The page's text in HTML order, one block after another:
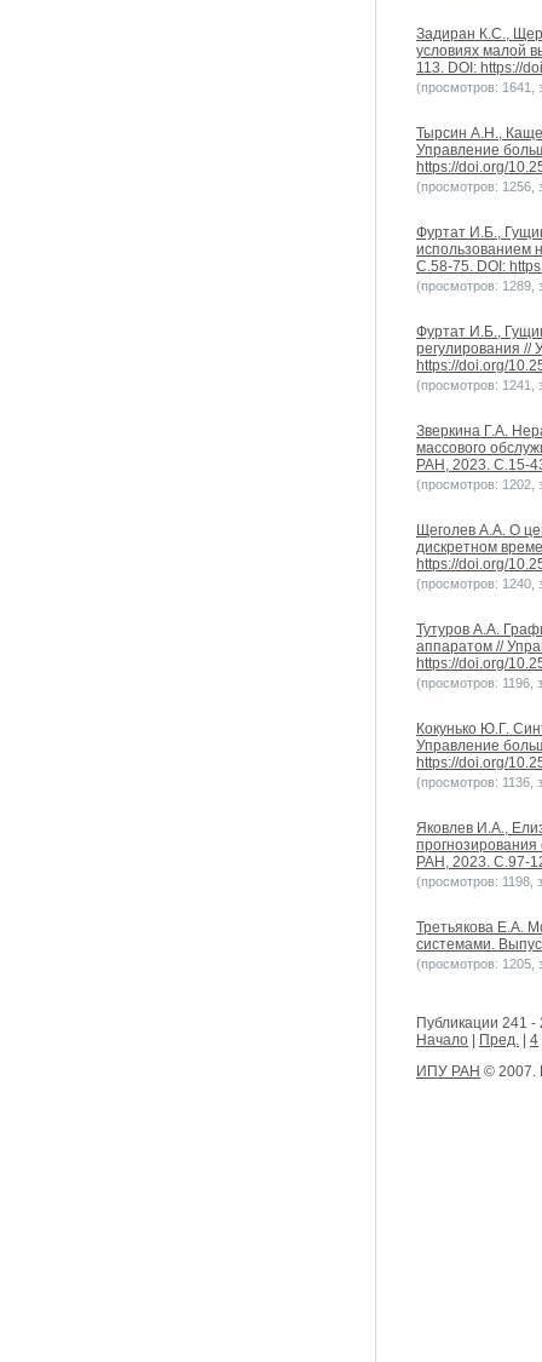
Задиран К.С.,
условиях малой
113. DOI: https://
(просмотров: 1641,
Тырсин А.Н.,
Управление
https://doi.org/
(просмотров: 1256,
Фуртат И.Б.,
использованием
С.58-75. DOI:
(просмотров: 1289,
Фуртат И.Б.,
регулирования
https://doi.org/
(просмотров: 1241,
Зверкина Г.А.
массового
РАН, 2023. С.15-
(просмотров: 1202,
Щеголев А.А. О
дискретном
https://doi.org/
(просмотров: 1240,
Тутуров А.А.
аппаратом //
https://doi.org/
(просмотров: 1196,
Кокунько Ю.Г.
Управление
https://doi.org/
(просмотров: 1136,
Яковлев И.А.,
РАН, 2023. С.97-
(просмотров: 1198,
Третьякова Е.А.
системами.
(просмотров: 1205,
Публикации 241 -
Начало
Пред.
4
ИПУ РАН © 2007.